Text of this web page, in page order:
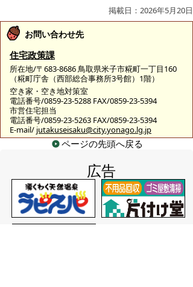
掲載日：2026年5月20日
お問い合わせ先
住宅政策課
所在地/〒683-8686 鳥取県米子市糀町一丁目160
（糀町庁舎（西部総合事務所3号館）1階）
空き家・空き地対策室
電話番号/0859-23-5288 FAX/0859-23-5394
市営住宅担当
電話番号/0859-23-5263 FAX/0859-23-5394
E-mail/ jutakuseisaku@city.yonago.lg.jp
ページの先頭へ戻る
広告